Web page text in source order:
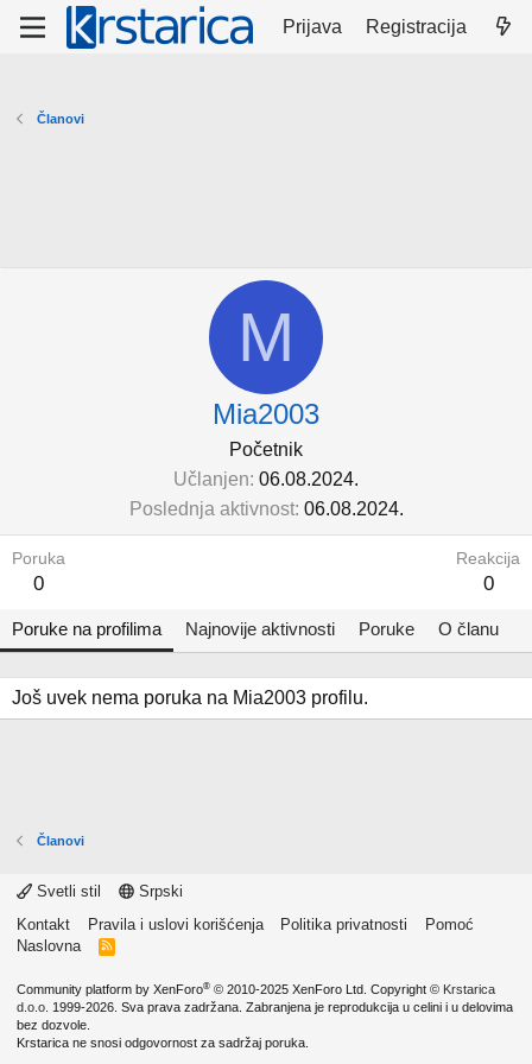
Prijava Registracija
Članovi
M
Mia2003
Početnik
Učlanjen 06.08.2024.
Poslednja aktivnost 06.08.2024.
Poruka
0
Reakcija
0
Poruke na profilima Najnovije aktivnosti Poruke O članu
Još uvek nema poruka na Mia2003 profilu.
Članovi
Svetli stil
Srpski
Kontakt
Pravila i uslovi korišćenja Politika privatnosti
Pomoć
Naslovna
R
Community platform by XenForo® © 2010-2025 XenForo Ltd. Copyright © Krstarica
d.o.o. 1999-2026. Sva prava zadržana. Zabranjena je reprodukcija u celini i u delovima
bez dozvole.
Krstarica ne snosi odgovornost za sadržaj poruka.